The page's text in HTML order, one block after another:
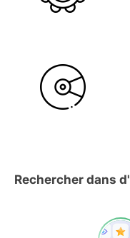
Rechercher dans